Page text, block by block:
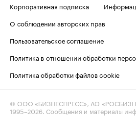
Корпоративная подписка
О соблюдении авторских прав
Пользовательское соглашение
Политика в отношении обработки
Политика обработки файлов cookie
© ООО «БИЗНЕСПРЕСС», АО
1995–2026 . Сообщения и материалы